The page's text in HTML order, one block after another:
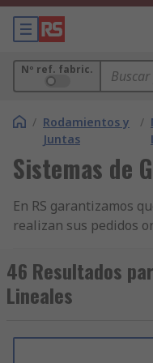
Nº ref. fabric.
/ Rodamientos y
Juntas
/
Sistemas de
En RS garantizamos
realizan sus pedidos
con las normas de
construido nuestra
servicio al cliente.
otros productos de
46 Resultados
Lineales